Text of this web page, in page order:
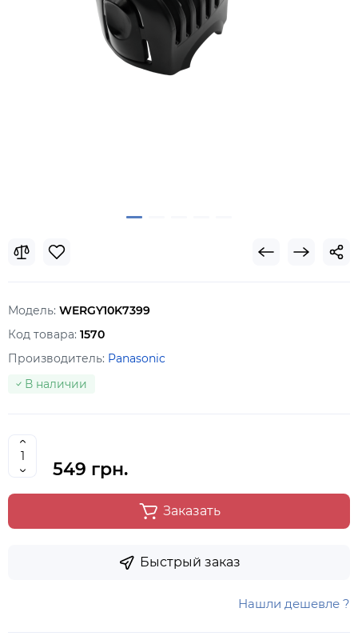
Модель: WERGY10K7399
Код товара: 1570
Производитель: Panasonic
В наличии
549 грн.
Заказать
Быстрый заказ
Нашли дешевле ?